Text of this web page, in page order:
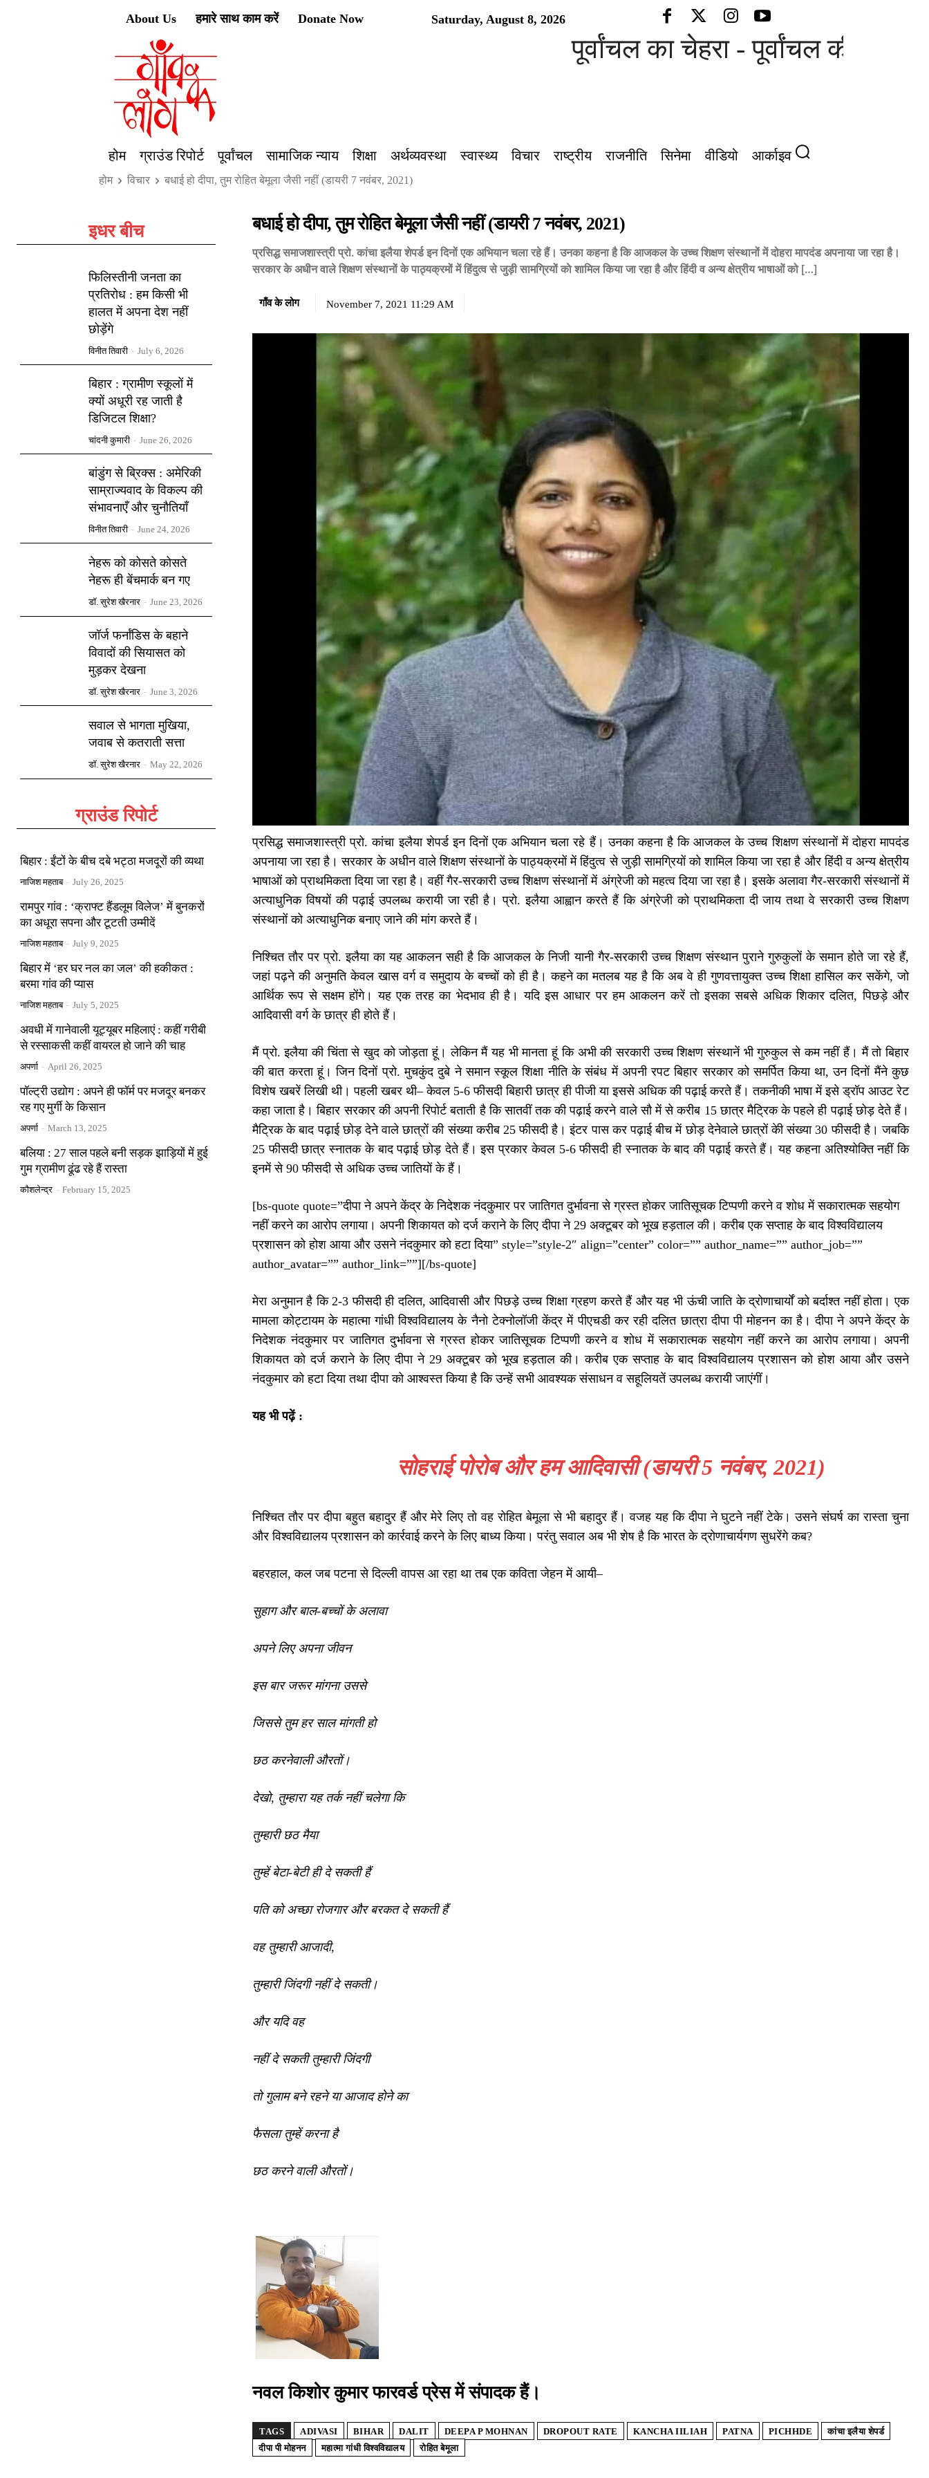
Saturday, August 8, 2026
About Us हमारे साथ काम करें Donate Now
पूर्वांचल का चेहरा - पूर्वांचल की आवाज़
होम ग्राउंड रिपोर्ट पूर्वांचल सामाजिक न्याय शिक्षा अर्थव्यवस्था स्वास्थ्य विचार राष्ट्रीय राजनीति सिनेमा वीडियो आर्काइव
होम विचार बधाई हो दीपा, तुम रोहित बेमूला जैसी नहीं (डायरी 7 नवंबर, 2021)
इधर बीच
फिलिस्तीनी जनता का
प्रतिरोध : हम किसी भी
हालत में अपना देश नहीं
छोड़ेंगे
विनीत तिवारी - July 6, 2026
बिहार : ग्रामीण स्कूलों में
क्यों अधूरी रह जाती है
डिजिटल शिक्षा?
चांदनी कुमारी - June 26, 2026
बांडुंग से ब्रिक्स : अमेरिकी
साम्राज्यवाद के विकल्प की
संभावनाएँ और चुनौतियाँ
विनीत तिवारी - June 24, 2026
नेहरू को कोसते कोसते
नेहरू ही बेंचमार्क बन गए
डॉ. सुरेश खैरनार - June 23, 2026
जॉर्ज फर्नांडिस के बहाने
विवादों की सियासत को
मुड़कर देखना
डॉ. सुरेश खैरनार - June 3, 2026
सवाल से भागता मुखिया,
जवाब से कतराती सत्ता
डॉ. सुरेश खैरनार - May 22, 2026
ग्राउंड रिपोर्ट
बिहार : ईंटों के बीच दबे भट्ठा मजदूरों की व्यथा
नाजिश महताब - July 26, 2025
रामपुर गांव : ‘क्राफ्ट हैंडलूम विलेज’ में बुनकरों
का अधूरा सपना और टूटती उम्मीदें
नाजिश महताब - July 9, 2025
बिहार में ‘हर घर नल का जल’ की हकीकत :
बरमा गांव की प्यास
नाजिश महताब - July 5, 2025
अवधी में गानेवाली यूट्यूबर महिलाएं : कहीं गरीबी
से रस्साकसी कहीं वायरल हो जाने की चाह
अपर्णा - April 26, 2025
पॉल्ट्री उद्योग : अपने ही फॉर्म पर मजदूर बनकर
रह गए मुर्गी के किसान
अपर्णा - March 13, 2025
बलिया : 27 साल पहले बनी सड़क झाड़ियों में हुई
गुम ग्रामीण ढूंढ रहे हैं रास्ता
कौशलेन्द्र - February 15, 2025
बधाई हो दीपा, तुम रोहित बेमूला जैसी नहीं (डायरी 7 नवंबर, 2021)
प्रसिद्ध समाजशास्त्री प्रो. कांचा इलैया शेपर्ड इन दिनों एक अभियान चला रहे हैं। उनका कहना है कि आजकल के उच्च शिक्षण संस्थानों में दोहरा मापदंड अपनाया जा रहा है।
सरकार के अधीन वाले शिक्षण संस्थानों के पाठ्यक्रमों में हिंदुत्व से जुड़ी सामग्रियों काे शामिल किया जा रहा है और हिंदी व अन्य क्षेत्रीय भाषाओं को […]
गाँव के लोग November 7, 2021 11:29 AM
प्रसिद्ध समाजशास्त्री प्रो. कांचा इलैया शेपर्ड इन दिनों एक अभियान चला रहे हैं। उनका कहना है कि आजकल के उच्च शिक्षण संस्थानों में दोहरा मापदंड
अपनाया जा रहा है। सरकार के अधीन वाले शिक्षण संस्थानों के पाठ्यक्रमों में हिंदुत्व से जुड़ी सामग्रियों काे शामिल किया जा रहा है और हिंदी व अन्य क्षेत्रीय
भाषाओं को प्राथमिकता दिया जा रहा है। वहीं गैर-सरकारी उच्च शिक्षण संस्थानों में अंग्रेजी को महत्व दिया जा रहा है। इसके अलावा गैर-सरकारी संस्थानों में
अत्याधुनिक विषयों की पढ़ाई उपलब्ध करायी जा रही है। प्रो. इलैया आह्वान करते हैं कि अंग्रेजी को प्राथमिकता दी जाय तथा वे सरकारी उच्च शिक्षण
संस्थानों को अत्याधुनिक बनाए जाने की मांग करते हैं।
निश्चित तौर पर प्रो. इलैया का यह आकलन सही है कि आजकल के निजी यानी गैर-सरकारी उच्च शिक्षण संस्थान पुराने गुरुकुलों के समान होते जा रहे हैं,
जहां पढ़ने की अनुमति केवल खास वर्ग व समुदाय के बच्चों को ही है। कहने का मतलब यह है कि अब वे ही गुणवत्तायुक्त उच्च शिक्षा हासिल कर सकेंगे, जो
आर्थिक रूप से सक्षम होंगे। यह एक तरह का भेदभाव ही है। यदि इस आधार पर हम आकलन करें तो इसका सबसे अधिक शिकार दलित, पिछड़े और
आदिवासी वर्ग के छात्र ही होते हैं।
मैं प्रो. इलैया की चिंता से खुद को जोड़ता हूं। लेकिन मैं यह भी मानता हूं कि अभी की सरकारी उच्च शिक्षण संस्थानें भी गुरुकुल से कम नहीं हैं। मैं तो बिहार
की बात करता हूं। जिन दिनों प्रो. मुचकुंद दुबे ने समान स्कूल शिक्षा नीति के संबंध में अपनी रपट बिहार सरकार को समर्पित किया था, उन दिनों मैंने कुछ
विशेष खबरें लिखी थी। पहली खबर थी– केवल 5-6 फीसदी बिहारी छात्र ही पीजी या इससे अधिक की पढ़ाई करते हैं। तकनीकी भाषा में इसे ड्रॉप आउट रेट
कहा जाता है। बिहार सरकार की अपनी रिपोर्ट बताती है कि सातवीं तक की पढ़ाई करने वाले सौ में से करीब 15 छात्र मैट्रिक के पहले ही पढ़ाई छोड़ देते हैं।
मैट्रिक के बाद पढ़ाई छोड़ देने वाले छात्रों की संख्या करीब 25 फीसदी है। इंटर पास कर पढ़ाई बीच में छोड़ देनेवाले छात्रों केी संख्या 30 फीसदी है। जबकि
25 फीसदी छात्र स्नातक के बाद पढ़ाई छोड़ देते हैं। इस प्रकार केवल 5-6 फीसदी ही स्नातक के बाद की पढ़ाई करते हैं। यह कहना अतिश्योक्ति नहीं कि
इनमें से 90 फीसदी से अधिक उच्च जातियों के हैं।
[bs-quote quote=”दीपा ने अपने केंद्र के निदेशक नंदकुमार पर जातिगत दुर्भावना से ग्रस्त होकर जातिसूचक टिप्पणी करने व शाेध में सकारात्मक सहयोग
नहीं करने का आरोप लगाया। अपनी शिकायत को दर्ज कराने के लिए दीपा ने 29 अक्टूबर को भूख हड़ताल की। करीब एक सप्ताह के बाद विश्वविद्यालय
प्रशासन को होश आया और उसने नंदकुमार को हटा दिया” style=”style-2″ align=”center” color=”” author_name=”” author_job=””
author_avatar=”” author_link=””][/bs-quote]
मेरा अनुमान है कि 2-3 फीसदी ही दलित, आदिवासी और पिछड़े उच्च शिक्षा ग्रहण करते हैं और यह भी ऊंची जाति के द्रोणाचार्यों को बर्दाश्त नहीं होता। एक
मामला कोट्टायम के महात्मा गांधी विश्वविद्यालय के नैनो टेक्नोलॉजी केंद्र में पीएचडी कर रही दलित छात्रा दीपा पी मोहनन का है। दीपा ने अपने केंद्र के
निदेशक नंदकुमार पर जातिगत दुर्भावना से ग्रस्त होकर जातिसूचक टिप्पणी करने व शाेध में सकारात्मक सहयोग नहीं करने का आरोप लगाया। अपनी
शिकायत को दर्ज कराने के लिए दीपा ने 29 अक्टूबर को भूख हड़ताल की। करीब एक सप्ताह के बाद विश्वविद्यालय प्रशासन को होश आया और उसने
नंदकुमार को हटा दिया तथा दीपा को आश्वस्त किया है कि उन्हें सभी आवश्यक संसाधन व सहूलियतें उपलब्ध करायी जाएंगीं।
यह भी पढ़ें :
सोहराई पोरोब और हम आदिवासी (डायरी 5 नवंबर, 2021)
निश्चित तौर पर दीपा बहुत बहादुर हैं और मेरे लिए तो वह रोहित बेमूला से भी बहादुर हैं। वजह यह कि दीपा ने घुटने नहीं टेके। उसने संघर्ष का रास्ता चुना
और विश्वविद्यालय प्रशासन को कार्रवाई करने के लिए बाध्य किया। परंतु सवाल अब भी शेष है कि भारत के द्रोणाचार्यगण सुधरेंगे कब?
बहरहाल, कल जब पटना से दिल्ली वापस आ रहा था तब एक कविता जेहन में आयी–
सुहाग और बाल-बच्चों के अलावा
अपने लिए अपना जीवन
इस बार जरूर मांगना उससे
जिससे तुम हर साल मांगती हो
छठ करनेवाली औरतों।
देखो, तुम्हारा यह तर्क नहीं चलेगा कि
तुम्हारी छठ मैया
तुम्हें बेटा-बेटी ही दे सकती हैं
पति को अच्छा रोजगार और बरकत दे सकती हैं
वह तुम्हारी आजादी,
तुम्हारी जिंदगी नहीं दे सकती।
और यदि वह
नहीं दे सकती तुम्हारी जिंदगी
तो गुलाम बने रहने या आजाद होने का
फैसला तुम्हें करना है
छठ करने वाली औरतों।
नवल किशोर कुमार फारवर्ड प्रेस में संपादक हैं।
TAGS ADIVASI BIHAR DALIT DEEPA P MOHNAN DROPOUT RATE KANCHA IILIAH PATNA PICHHDE
कांचा इलैया शेपर्ड
दीपा पी मोहनन
महात्मा गांधी विश्वविद्यालय रोहित बेमूला